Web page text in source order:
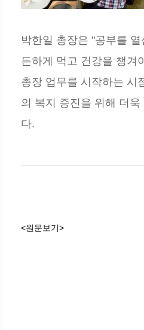
박한일 총장은 "공부를
든하게 먹고 건강을 챙겨
총장 업무를 시작하는 시
의 복지 증진을 위해 더
다.
<원문보기>